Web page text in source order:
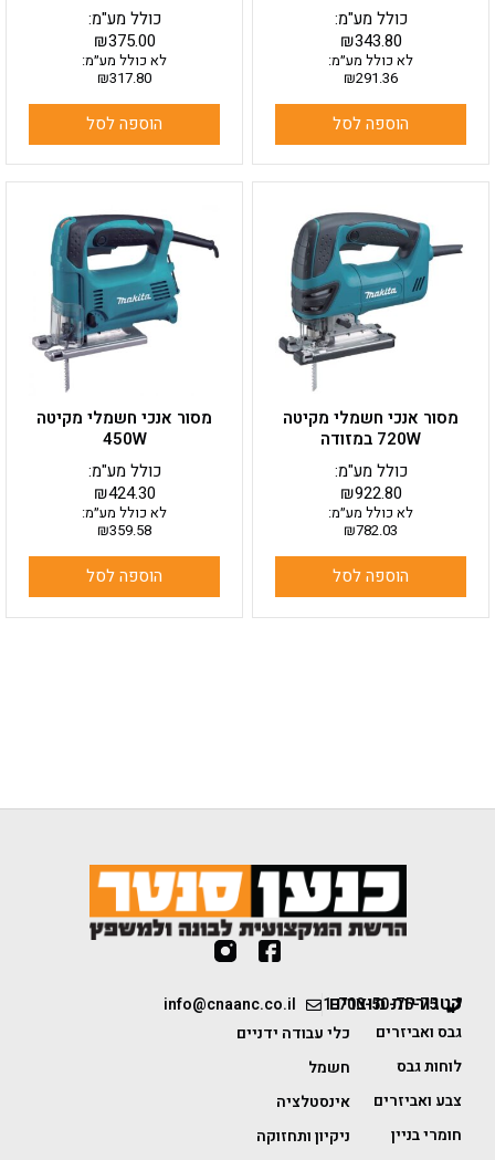
₪343.80
כולל מע"מ:
לא כולל מע״מ:
₪291.36
הוספה לסל
₪375.00
כולל מע"מ:
לא כולל מע״מ:
₪317.80
הוספה לסל
מסור אנכי חשמלי מקיטה
720W במזודה
₪922.80
כולל מע"מ:
לא כולל מע״מ:
₪782.03
הוספה לסל
מסור אנכי חשמלי מקיטה
450W
₪424.30
כולל מע"מ:
לא כולל מע״מ:
₪359.58
הוספה לסל
1-700-50-75-75
info@cnaanc.co.il קטגוריות מוצרים
גבס ואביזרים
לוחות גבס
צבע ואביזרים
חומרי בניין
כלי עבודה ידניים
חשמל
אינסטלציה
ניקיון ותחזוקה